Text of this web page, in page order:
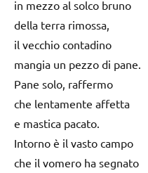
in mezzo al solco bruno
della terra rimossa,
il vecchio contadino
mangia un pezzo di pane.
Pane solo, raffermo
che lentamente affetta
e mastica pacato.
Intorno è il vasto campo
che il vomero ha segnato